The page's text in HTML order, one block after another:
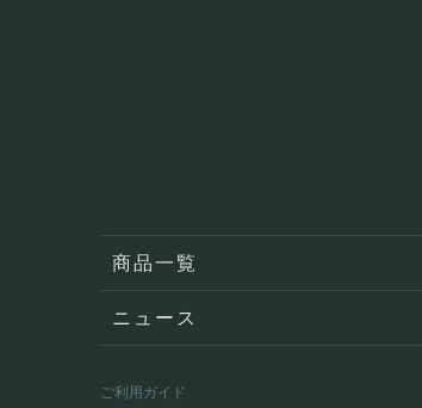
商品一覧
ニュース
ご利用ガイド